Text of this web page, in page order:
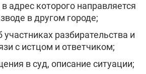
адрес которого направляется
в другом городе;
разбирательства и
с истцом и ответчиком;
в суд, описание ситуации;